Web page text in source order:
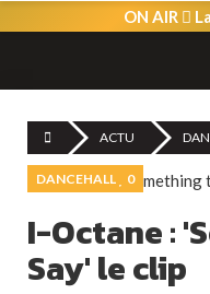
ON AIR
ACTU
DANCEHALL 0
I-Octane :
Say' le clip